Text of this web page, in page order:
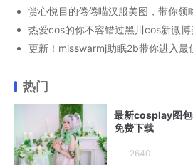
赏心悦目的倦倦喵汉服美图，带你领
热爱cos的你不容错过黑川cos新微
更新！misswarmj助眠2b带你进入最
热门
最新cosplay图包
免费下载
2640